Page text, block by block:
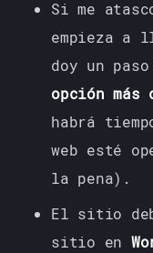
Si me
empieza a
doy un
opción
habrá
web esté
la pena).
El sitio
sitio en